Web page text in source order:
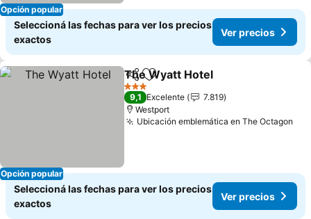
Opción popular
Seleccioná las fechas para ver los precios
exactos
Ver precios
Opción popular
Compartir
Añadir a favoritos
The Wyatt Hotel
3 Estrellas
9,1 Excelente
7.819
Westport
Ubicación emblemática en The Octagon
Seleccioná las fechas para ver los precios
exactos
Ver precios